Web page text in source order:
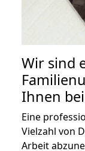
Wir sind
Ihnen
Eine
Vielzahl von
Arbeit